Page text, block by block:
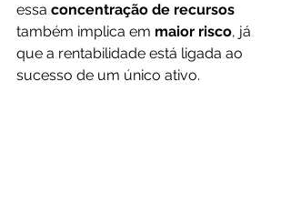
essa concentração de recursos
também implica em maior risco, já
que a rentabilidade está ligada ao
sucesso de um único ativo.